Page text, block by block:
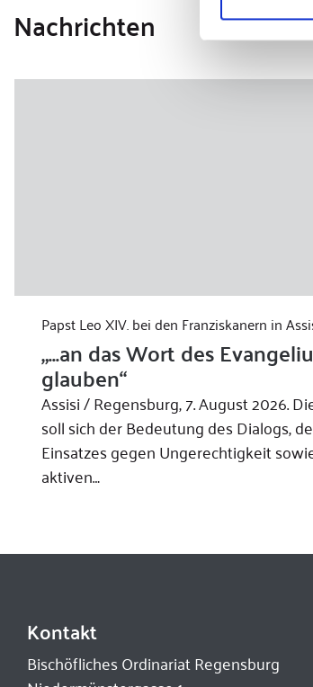
Nachrichten
Papst Leo XIV. bei den Franziskanern in
„...an das Wort des
glauben“
Assisi / Regensburg, 7. August 2026.
soll sich der Bedeutung des Dialogs,
Einsatzes gegen Ungerechtigkeit
aktiven…
Kontakt
Bischöfliches Ordinariat Regensburg